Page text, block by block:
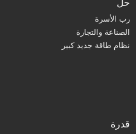
رب الأسرة
الصناعة والتجارة
نظام طاقة جديد كبير
قدرة